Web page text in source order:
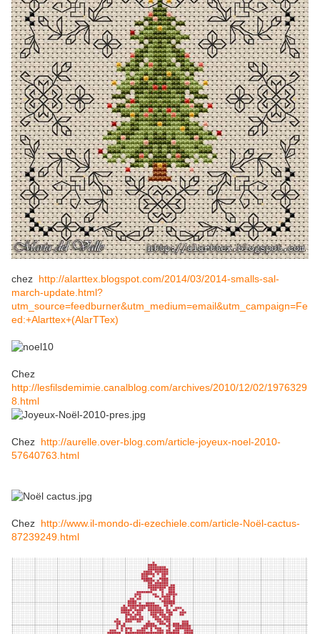
chez http://alarttex.blogspot.com/2014/03/2014-smalls-sal-
march-update.html?
utm_source=feedburner&utm_medium=email&utm_campaign=Fe
ed:+Alarttex+(AlarTTex)
Chez
http://lesfilsdemimie.canalblog.com/archives/2010/12/02/1976329
8.html
Chez http://aurelle.over-blog.com/article-joyeux-noel-2010-
57640763.html
Chez http://www.il-mondo-di-ezechiele.com/article-Noël-cactus-
87239249.html